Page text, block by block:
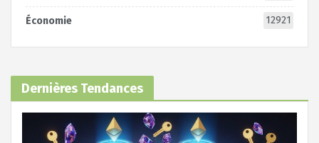
Économie 12921
Dernières Tendances